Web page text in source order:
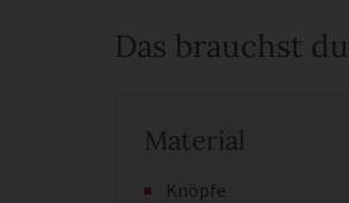
Das brauchst du
Material
Knöpfe